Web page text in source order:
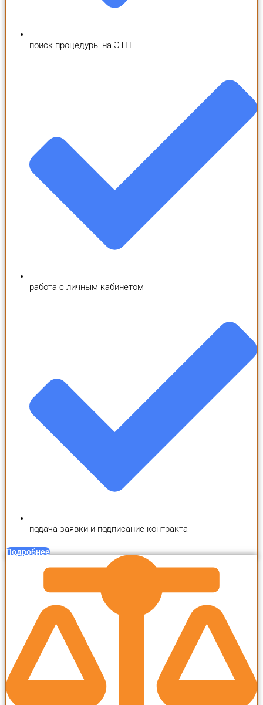
поиск процедуры на ЭТП
работа с личным кабинетом
подача заявки и подписание контракта
Подробнее